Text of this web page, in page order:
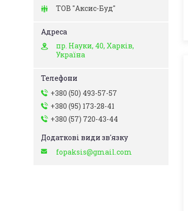
ТОВ "Аксис-Буд"
пр. Науки, 40, Харків,
Україна
+380 (50) 493-57-57
+380 (95) 173-28-41
+380 (57) 720-43-44
fopaksis@gmail.com